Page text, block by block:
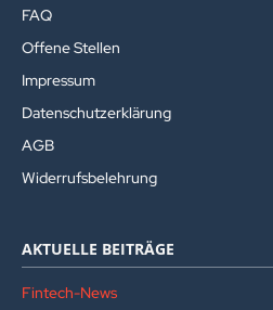
FAQ
Offene Stellen
Impressum
Datenschutzerklärung
AGB
Widerrufsbelehrung
AKTUELLE BEITRÄGE
Fintech-News